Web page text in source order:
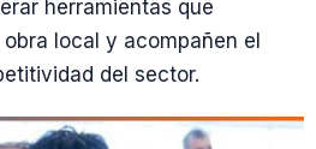
herramientas que
local y acompañen el
del sector.